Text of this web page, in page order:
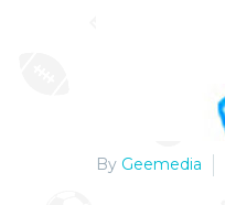
By Geemedia